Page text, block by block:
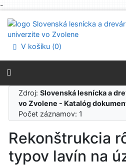
-
Prejsť na menu
Prehlásenie o webovej
V košíku (0)
Zdroj:Slovenská lesnícka a
vo Zvolene - Katalóg
Počet záznamov: 1
Rekonštrukcia
typov lavín na